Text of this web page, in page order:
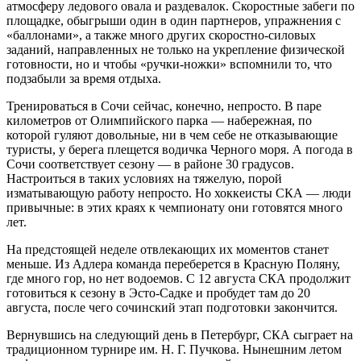
атмосферу ледового овала и раздевалок. Скоростные забеги по
площадке, обыгрыши один в один партнеров, упражнения с
«баллонами», а также много других скоростно-силовых
заданий, направленных не только на укрепление физической
готовности, но и чтобы «ручки-ножки» вспомнили то, что
подзабыли за время отдыха.
Тренироваться в Сочи сейчас, конечно, непросто. В паре
километров от Олимпийского парка — набережная, по
которой гуляют довольные, ни в чем себе не отказывающие
туристы, у берега плещется водичка Черного моря. А погода в
Сочи соответствует сезону — в районе 30 градусов.
Настроиться в таких условиях на тяжелую, порой
изматывающую работу непросто. Но хоккеисты СКА — люди
привычные: в этих краях к чемпионату они готовятся много
лет.
На предстоящей неделе отвлекающих их моментов станет
меньше. Из Адлера команда переберется в Красную Поляну,
где много гор, но нет водоемов. С 12 авгус­та СКА продолжит
готовиться к сезону в Эсто-Садке и пробудет там до 20
августа, после чего сочинский этап подготовки закончится.
Вернувшись на следующий день в Петербург, СКА сыграет на
традиционном турнире им. Н. Г. Пучкова. Нынешним летом